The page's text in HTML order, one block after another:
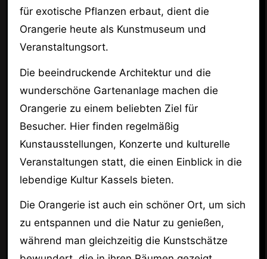
für exotische Pflanzen erbaut, dient die
Orangerie heute als Kunstmuseum und
Veranstaltungsort.
Die beeindruckende Architektur und die
wunderschöne Gartenanlage machen die
Orangerie zu einem beliebten Ziel für
Besucher. Hier finden regelmäßig
Kunstausstellungen, Konzerte und kulturelle
Veranstaltungen statt, die einen Einblick in die
lebendige Kultur Kassels bieten.
Die Orangerie ist auch ein schöner Ort, um sich
zu entspannen und die Natur zu genießen,
während man gleichzeitig die Kunstschätze